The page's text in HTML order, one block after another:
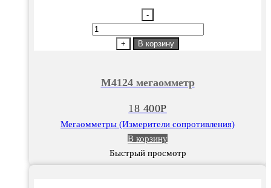
-
Количество
+ В корзину
М4124 мегаомметр
18 400Р
Мегаомметры (Измерители сопротивления)
В корзину
Быстрый просмотр